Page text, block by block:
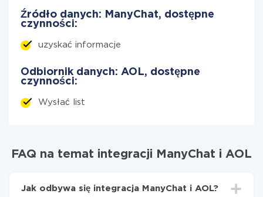
Źródło danych: ManyChat, dostępne
czynności:
uzyskać informacje
Odbiornik danych: AOL, dostępne
czynności:
Wysłać list
FAQ na temat integracji ManyChat i AOL
Jak odbywa się integracja ManyChat i AOL?